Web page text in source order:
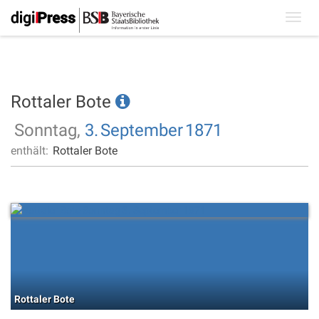
Rottaler Bote
Sonntag, 3.September1871
enthält: Rottaler Bote
Rottaler Bote